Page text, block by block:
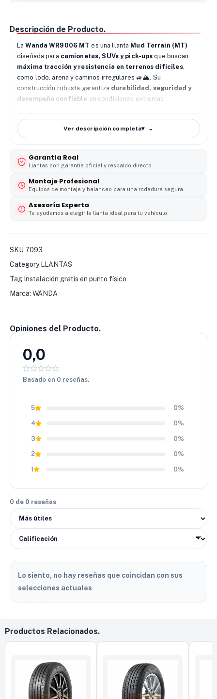
Descripción de Producto.
LaWanda WR9006 MT es una llanta Mud Terrain (MT)
diseñada para camionetas, SUVs y pick-ups que buscan
máxima tracción y resistencia en terrenos difíciles,
como lodo, arena y caminos irregulares 🚙🏔️. Su
construcción robusta garantiza durabilidad, seguridad y
desempeño confiable en condiciones extremas.
Diseño M/T (Mud Terrain):
agarre superior en barro,
grava y superficies irregulares.
Flancos reforzados
golpes.
tracción off-road.
exigente.
⚙️ Modelo:
Ver descripción completa▾
Garantía Real
Llantas con garantía oficial y respaldo directo.
Montaje Profesional
Equipos de montaje y balanceo para una rodadura segura.
Asesoría Experta
Te ayudamos a elegir la llanta ideal para tu vehículo.
SKU 7093
Category LLANTAS
Tag Instalación gratis en punto físico
Marca: WANDA
Opiniones del Producto.
0,0
Basado en 0 reseñas.
5 0%
4 0%
3 0%
2 0%
1 0%
0 de 0 reseñas
Lo siento, no hay reseñas que coincidan con sus
selecciones actuales
Productos Relacionados.